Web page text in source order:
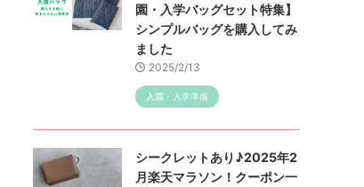
園・入学バッグセット特集】
シンプルバッグを購入してみ
ました
2025/2/13
入園・入学準備
シークレットあり♪2025年2
月楽天マラソン！クーポン一